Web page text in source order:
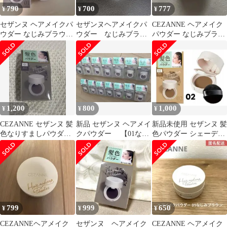
¥790
セザンヌ ヘアメイクパ
ウダー なじみブラウン
髪色なりすましパウダ
ー
¥700
セザンヌヘアメイクパ
ウダー なじみブラウ
ン
¥777
CEZANNE ヘアメイク
パウダー なじみブラウ
ン
¥ 1,200
CEZANNE セザンヌ 髪
色なりすましパウダー
01 なじみブラウン
¥800
新品 セザンヌ ヘアメイ
クパウダー 【01なじ
みブラウン】 4.0g
¥ 1,000
新品未使用 セザンヌ 髪
色パウダー シェーディ
ング 02 明るめブラウン
¥799
CEZANNEヘアメイク
¥999
セザンヌ ヘアメイク
¥650
CEZANNE ヘアメイク